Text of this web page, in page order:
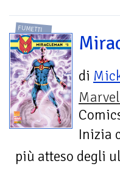
FUMETTI
di
Inizia
più atteso degli